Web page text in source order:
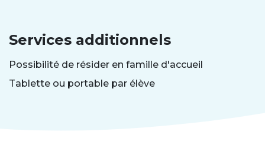
Services additionnels
Possibilité de résider en famille d'accueil
Tablette ou portable par élève